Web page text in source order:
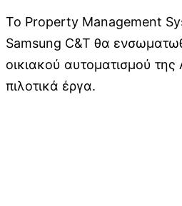
To Property Management
Samsung C&T θα
οικιακού αυτοματισμού της
πιλοτικά έργα.